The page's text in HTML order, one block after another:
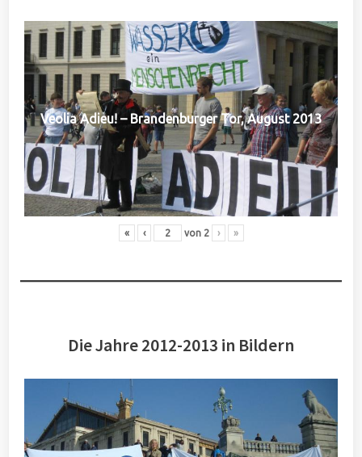
Veolia Adieu! – Brandenburger Tor, August 2013
« ‹ von 2 › »
Die Jahre 2012-2013 in Bildern